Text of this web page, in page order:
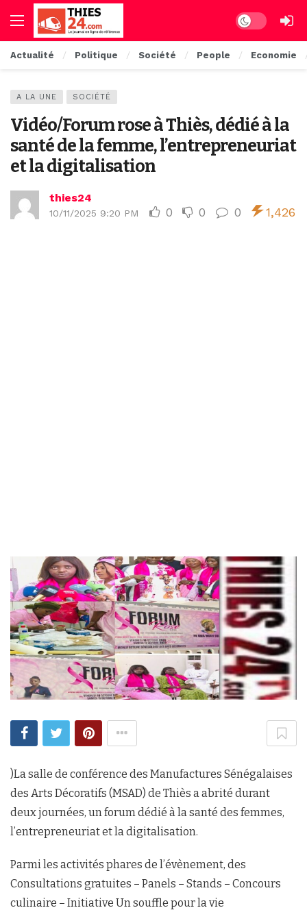
Dark mode
Actualité Politique Société People Economie
A LA UNE SOCIÉTÉ
Vidéo/Forum rose à Thiès, dédié à la
santé de la femme, l’entrepreneuriat
et la digitalisation
thies24
10/11/2025 9:20 PM 0 0 0 1,426
)La salle de conférence des Manufactures Sénégalaises
des Arts Décoratifs (MSAD) de Thiès a abrité durant
deux journées, un forum dédié à la santé des femmes,
l’entrepreneuriat et la digitalisation.
Parmi les activités phares de l’évènement, des
Consultations gratuites – Panels – Stands – Concours
culinaire – Initiative Un souffle pour la vie